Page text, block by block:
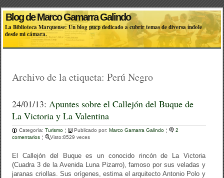
Blog de Marco Gamarra Galindo
La Biblioteca Marquense: Un blog pucp dedicado a cubrir temas de diversa índole
desde mi cámara.
Archivo de la etiqueta:Perú Negro
24/01/13: Apuntes sobre el Callejón del Buque de
La Victoria y La Valentina
Categoría:Turismo Publicado por:Marco Gamarra Galindo
2
comentarios
Visto:8529 veces
El Callejón del Buque es un conocido rincón de La Victoria
(Cuadra 3 de la Avenida Luna Pizarro), famoso por sus veladas y
jaranas criollas. Sus orígenes, estima el arquitecto Antonio Polo y